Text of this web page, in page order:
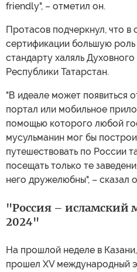
friendly", – отметил он.
Протасов подчеркнул, что в
сертификации большую
стандарту халяль
Республики Татарстан.
"В идеале может появиться
портал или мобильное
помощью которого любой
мусульманин мог бы
путешествовать по России
посещать только те
него дружелюбны", – сказал
"Россия – исламский
2024"
На прошлой неделе в
прошел XV международный